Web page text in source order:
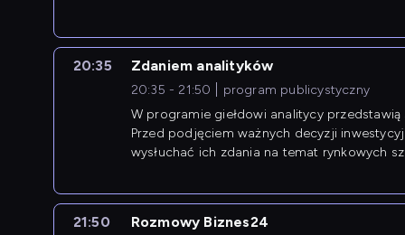
20:35 Zdaniem analityków
20:35 - 21:50
program publicystyczny
W programie giełdowi analitycy
Przed podjęciem ważnych decyzji
wysłuchać ich zdania na temat rynkowych
21:50 Rozmowy Biznes24